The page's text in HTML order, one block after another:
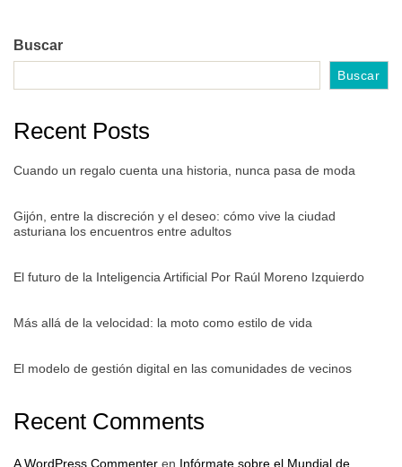
Buscar
Buscar
Recent Posts
Cuando un regalo cuenta una historia, nunca pasa de moda
Gijón, entre la discreción y el deseo: cómo vive la ciudad
asturiana los encuentros entre adultos
El futuro de la Inteligencia Artificial Por Raúl Moreno Izquierdo
Más allá de la velocidad: la moto como estilo de vida
El modelo de gestión digital en las comunidades de vecinos
Recent Comments
A WordPress Commenter en Infórmate sobre el Mundial de